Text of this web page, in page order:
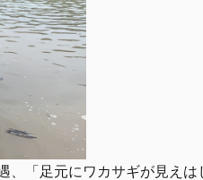
、「足元にワカサギが見え